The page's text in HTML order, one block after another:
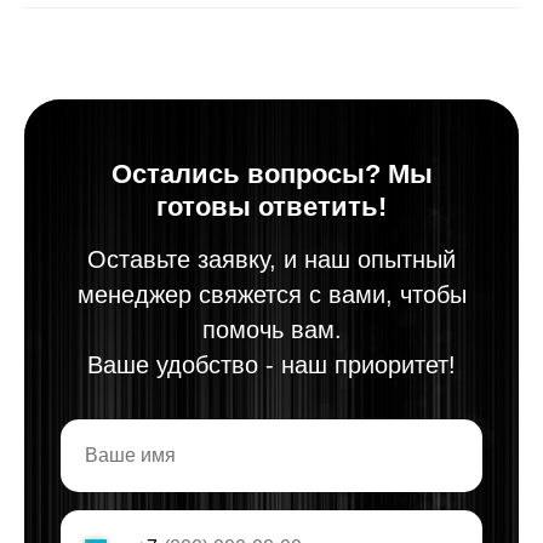
Остались вопросы? Мы
готовы ответить!
Оставьте заявку, и наш опытный
менеджер свяжется с вами, чтобы
помочь вам.
Ваше удобство - наш приоритет!